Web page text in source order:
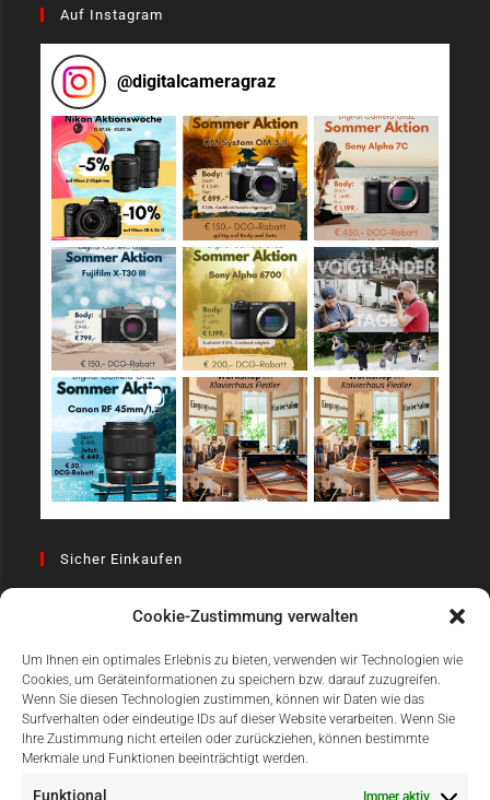
Cookie-Zustimmung verwalten
Um Ihnen ein optimales Erlebnis zu bieten, verwenden wir Technologien wie
Cookies, um Geräteinformationen zu speichern bzw. darauf zuzugreifen.
Wenn Sie diesen Technologien zustimmen, können wir Daten wie das
Surfverhalten oder eindeutige IDs auf dieser Website verarbeiten. Wenn Sie
Ihre Zustimmung nicht erteilen oder zurückziehen, können bestimmte
Merkmale und Funktionen beeinträchtigt werden.
Funktional Immer aktiv
Auf Instagram
@digitalcameragraz
Sicher Einkaufen
Einfach Online Bezahlen